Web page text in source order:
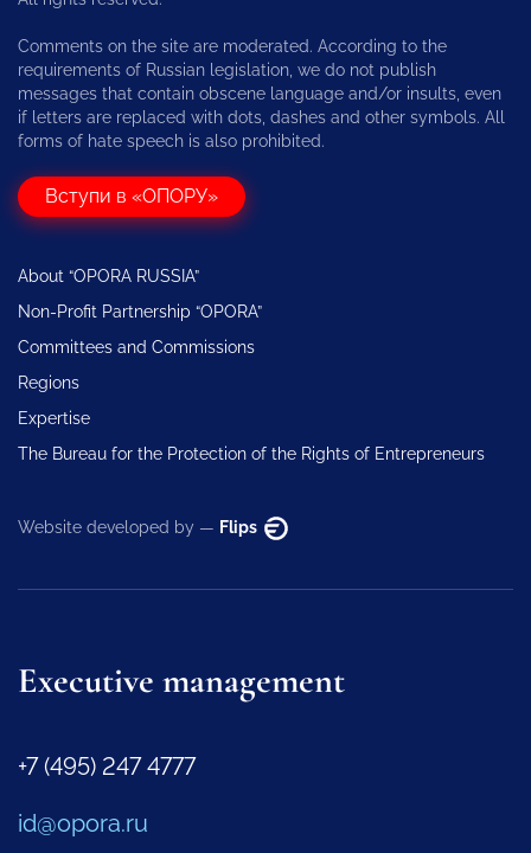
Comments on the site are moderated. According to the
requirements of Russian legislation, we do not publish
messages that contain obscene language and/or insults, even
if letters are replaced with dots, dashes and other symbols. All
forms of hate speech is also prohibited.
Вступи в «ОПОРУ»
About “OPORA RUSSIA”
Non-Profit Partnership “OPORA”
Committees and Commissions
Regions
Expertise
The Bureau for the Protection of the Rights of Entrepreneurs
Website developed by — Flips
Executive management
+7 (495) 247 4777
id@opora.ru